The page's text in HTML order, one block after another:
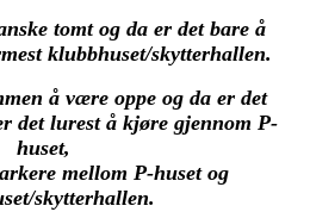
tomt og da er det bare å
klubbhuset/skytterhallen.
å være oppe og da er det
det lurest å kjøre gjennom P-
huset,
mellom P-huset og
skytterhallen.